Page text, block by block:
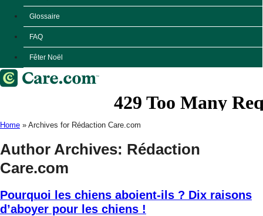
Glossaire
FAQ
Fêter Noël
Home » Archives for Rédaction Care.com
Author Archives: Rédaction
Care.com
Pourquoi les chiens aboient-ils ? Dix raisons
d’aboyer pour les chiens !